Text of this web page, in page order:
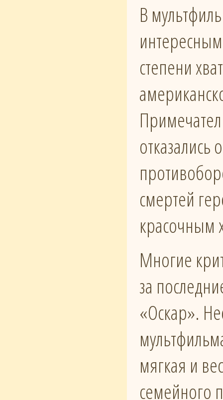
В
степени
отказались
смертей
красочным
Многие
за
«Оскар».
мягкая и
семейного